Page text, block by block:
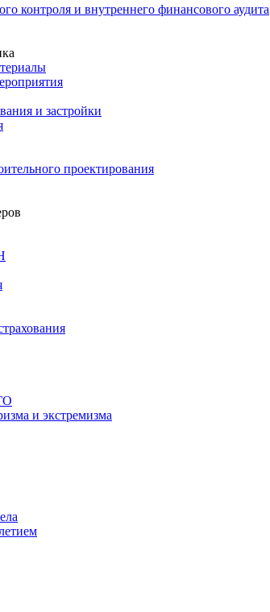
контроля и внутреннего финансового аудита
и застройки
проектирования
и экстремизма